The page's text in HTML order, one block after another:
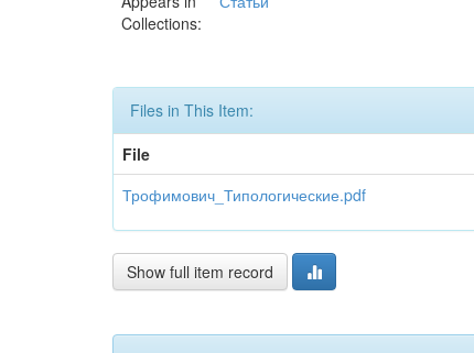
Collections:
Files in This Item:
File
Трофимович_Типологические.pdf
Show full item record